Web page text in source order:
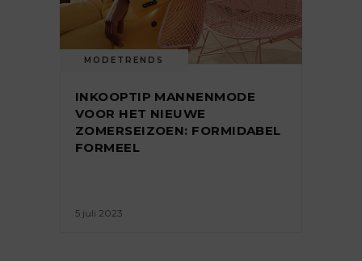
MODETRENDS
INKOOPTIP MANNENMODE
VOOR HET NIEUWE
ZOMERSEIZOEN: FORMIDABEL
FORMEEL
5 juli 2023